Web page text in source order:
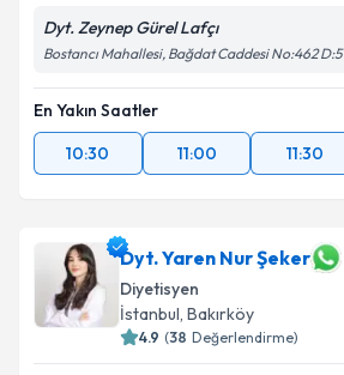
Dyt. Zeynep Gürel Lafçı
Bostancı Mahallesi, Bağdat Caddesi No:462 D:5
En Yakın Saatler
10:30
11:00 11:30
Dyt. Yaren Nur Şeker
Diyetisyen
İstanbul, Bakırköy
4.9 (38 Değerlendirme)